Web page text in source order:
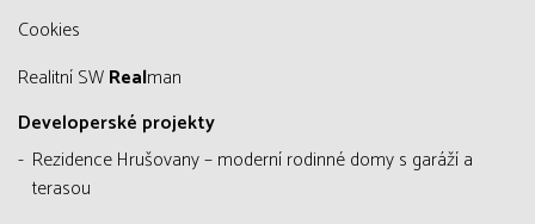
Cookies
Realitní SWRealman
Developerské projekty
Rezidence Hrušovany – moderní rodinné domy s garáží a
terasou